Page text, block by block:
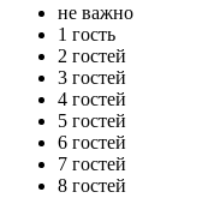
не важно
1 гость
2 гостей
3 гостей
4 гостей
5 гостей
6 гостей
7 гостей
8 гостей